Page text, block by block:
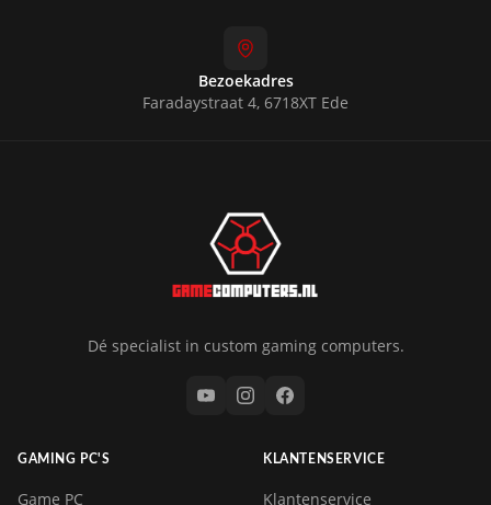
Bezoekadres
Faradaystraat 4, 6718XT Ede
Dé specialist in custom gaming computers.
GAMING PC'S
Game PC
KLANTENSERVICE
Klantenservice